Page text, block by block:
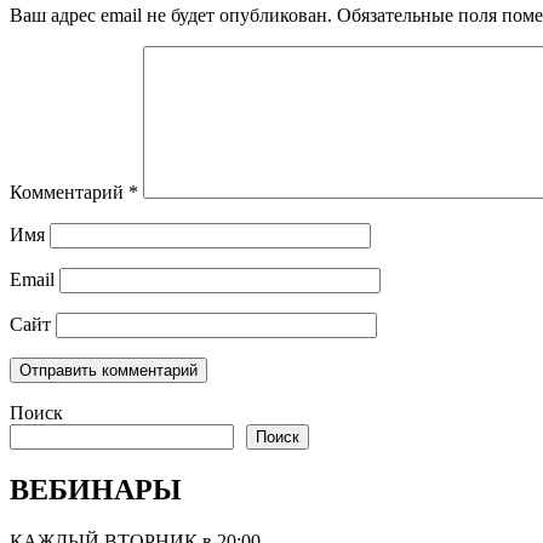
Ваш адрес email не будет опубликован. Обязательные поля
Комментарий *
Имя
Email
Сайт
Поиск
Поиск
ВЕБИНАРЫ